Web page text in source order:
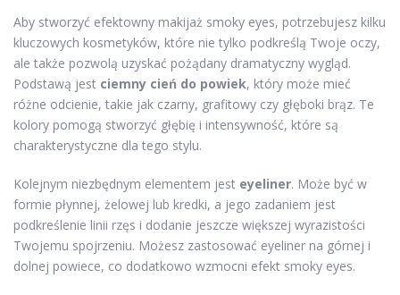
Aby stworzyć efektowny makijaż smoky eyes, potrzebujesz kilku
kluczowych kosmetyków, które nie tylko podkreślą Twoje oczy,
ale także pozwolą uzyskać pożądany dramatyczny wygląd.
Podstawą jest ciemny cień do powiek, który może mieć
różne odcienie, takie jak czarny, grafitowy czy głęboki brąz. Te
kolory pomogą stworzyć głębię i intensywność, które są
charakterystyczne dla tego stylu.
Kolejnym niezbędnym elementem jest eyeliner. Może być w
formie płynnej, żelowej lub kredki, a jego zadaniem jest
podkreślenie linii rzęs i dodanie jeszcze większej wyrazistości
Twojemu spojrzeniu. Możesz zastosować eyeliner na górnej i
dolnej powiece, co dodatkowo wzmocni efekt smoky eyes.